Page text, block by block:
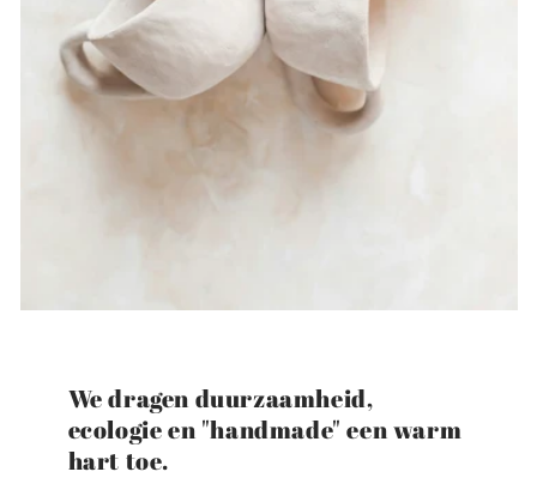
We dragen duurzaamheid,
ecologie en "handmade" een warm
hart toe.